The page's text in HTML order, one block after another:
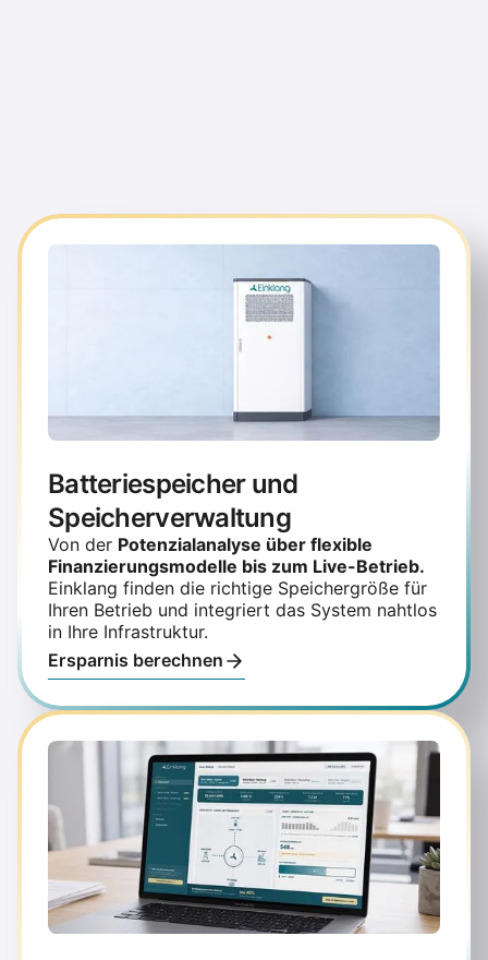
Batteriespeicher und
Speicherverwaltung
Von der Potenzialanalyse über flexible
Finanzierungsmodelle bis zum Live-Betrieb.
Einklang finden die richtige Speichergröße für
Ihren Betrieb und integriert das System nahtlos
in Ihre Infrastruktur.
Ersparnis berechnen